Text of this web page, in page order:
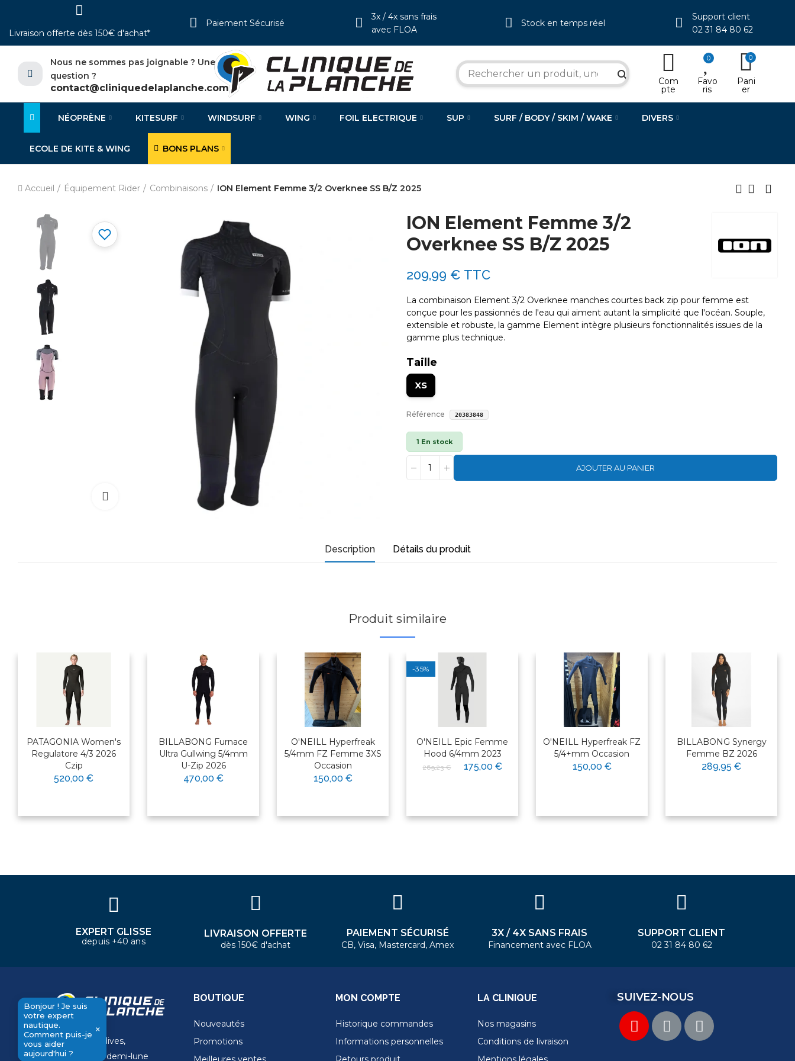
Livraison offerte dès 150€ d'achat*
Paiement Sécurisé
3x / 4x sans frais
avec FLOA
Stock en temps réel
Support client
02 31 84 80 62
Nous ne sommes pas joignable ? Une
question ?
contact@cliniquedelaplanche.com
search Com
pte
0
Favo
ris
0
Pani
er
NÉOPRÈNE KITESURF WINDSURF WING FOIL ELECTRIQUE SUP SURF / BODY / SKIM / WAKE DIVERS
ECOLE DE KITE & WING BONS PLANS
Accueil Équipement Rider Combinaisons ION Element Femme 3/2 Overknee SS B/Z 2025
Cliquez pour agrandir
ION Element Femme 3/2
Overknee SS B/Z 2025
209,99 € TTC
La combinaison Element 3/2 Overknee manches courtes back zip pour femme est
conçue pour les passionnés de l'eau qui aiment autant la simplicité que l'océan. Souple,
extensible et robuste, la gamme Element intègre plusieurs fonctionnalités issues de la
gamme plus technique.
Taille
XS
Référence 20383848
1 En stock
AJOUTER AU PANIER
Description Détails du produit
Produit similaire
PATAGONIA Women's
Regulatore 4/3 2026
Czip
520,00 €
BILLABONG Furnace
Ultra Gullwing 5/4mm
U-Zip 2026
470,00 €
O'NEILL Hyperfreak
5/4mm FZ Femme 3XS
Occasion
150,00 €
-35%
O'NEILL Epic Femme
Hood 6/4mm 2023
269,23 € 175,00 €
O'NEILL Hyperfreak FZ
5/4+mm Occasion
150,00 €
BILLABONG Synergy
Femme BZ 2026
289,95 €
×
Bonjour ! Je suis votre expert
send
Bonjour ! Je suis
votre expert
nautique.
Comment puis-je
vous aider
aujourd'hui ?
×
EXPERT GLISSE
depuis +40 ans
LIVRAISON OFFERTE
dès 150€ d'achat
PAIEMENT SÉCURISÉ
CB, Visa, Mastercard, Amex
3X / 4X SANS FRAIS
Financement avec FLOA
SUPPORT CLIENT
02 31 84 80 62
11 Rue de la dives,
4 Place de la demi-lune
BOUTIQUE
Nouveautés
Promotions
MON COMPTE
Historique commandes
Informations personnelles
LA CLINIQUE
Nos magasins
Conditions de livraison
SUIVEZ-NOUS